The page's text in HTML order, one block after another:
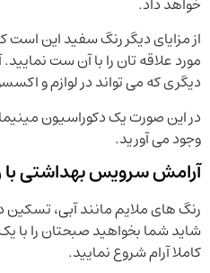
از مزایای دیگر رنگ سفید این است
مورد علاقه تان را با آن ست
دیگری که می تواند در لوازم و
در این صورت یک دکوراسیون
وجود می آورید.
آرامش سرویس بهداشتی با
رنگ های ملایم مانند آبی،
شاید شما بخواهید صبحتان را
کاملا آرام شروع نمایید.